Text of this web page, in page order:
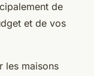
de
et de vos
les maisons